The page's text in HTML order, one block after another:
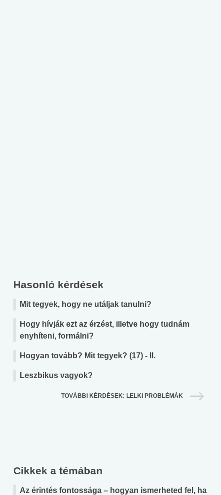
Hasonló kérdések
Mit tegyek, hogy ne utáljak tanulni?
Hogy hívják ezt az érzést, illetve hogy tudnám
enyhíteni, formálni?
Hogyan tovább? Mit tegyek? (17) - II.
Leszbikus vagyok?
TOVÁBBI KÉRDÉSEK: LELKI PROBLÉMÁK
Cikkek a témában
Az érintés fontossága – hogyan ismerheted fel, ha